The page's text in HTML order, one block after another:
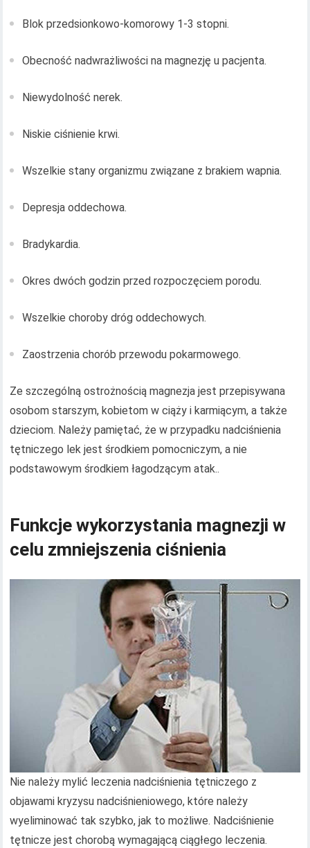
Blok przedsionkowo-komorowy 1-3 stopni.
Obecność nadwrażliwości na magnezję u pacjenta.
Niewydolność nerek.
Niskie ciśnienie krwi.
Wszelkie stany organizmu związane z brakiem wapnia.
Depresja oddechowa.
Bradykardia.
Okres dwóch godzin przed rozpoczęciem porodu.
Wszelkie choroby dróg oddechowych.
Zaostrzenia chorób przewodu pokarmowego.
Ze szczególną ostrożnością magnezja jest przepisywana
osobom starszym, kobietom w ciąży i karmiącym, a także
dzieciom. Należy pamiętać, że w przypadku nadciśnienia
tętniczego lek jest środkiem pomocniczym, a nie
podstawowym środkiem łagodzącym atak..
Funkcje wykorzystania magnezji w
celu zmniejszenia ciśnienia
Nie należy mylić leczenia nadciśnienia tętniczego z
objawami kryzysu nadciśnieniowego, które należy
wyeliminować tak szybko, jak to możliwe. Nadciśnienie
tętnicze jest chorobą wymagającą ciągłego leczenia.